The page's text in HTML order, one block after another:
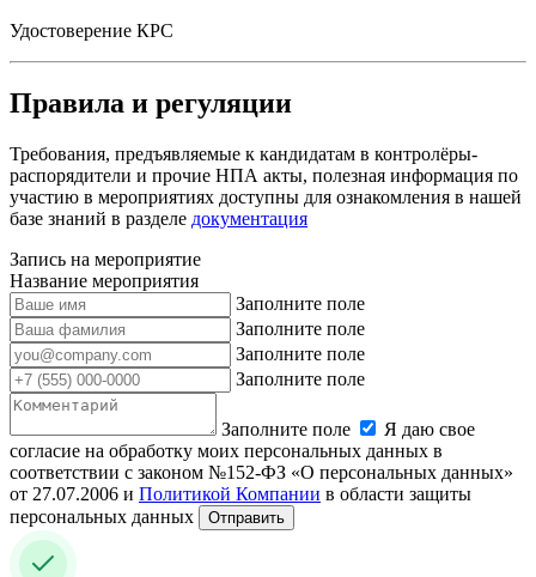
Удостоверение КРС
Правила и регуляции
Требования, предъявляемые к кандидатам в контролёры-
распорядители и прочие НПА акты, полезная информация по
участию в мероприятиях доступны для ознакомления в нашей
базе знаний в разделе документация
Запись на мероприятие
Название мероприятия
Заполните поле
Заполните поле
Заполните поле
Заполните поле
Заполните поле
Я даю свое
согласие на обработку моих персональных данных в
соответствии с законом №152-ФЗ «О персональных данных»
от 27.07.2006 и Политикой Компании в области защиты
персональных данных
Отправить